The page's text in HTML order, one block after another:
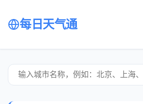
每日天气通